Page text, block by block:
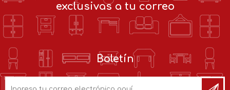
exclusivas a tu correo
Boletín